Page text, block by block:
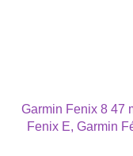
Garmin Fenix 8 47
Fenix E, Garmin